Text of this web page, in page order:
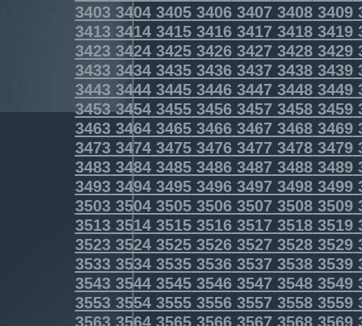
3403340434053406340734083409
3413341434153416341734183419
3423342434253426342734283429
3433343434353436343734383439
3443344434453446344734483449
3453345434553456345734583459
3463346434653466346734683469
3473347434753476347734783479
3483348434853486348734883489
3493349434953496349734983499
3503350435053506350735083509
3513351435153516351735183519
3523352435253526352735283529
3533353435353536353735383539
3543354435453546354735483549
3553355435553556355735583559
3563356435653566356735683569